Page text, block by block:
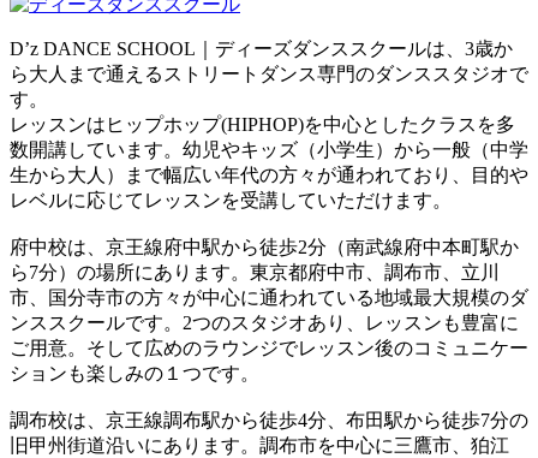
D’z DANCE SCHOOL｜ディーズダンススクールは、3歳か
ら大人まで通えるストリートダンス専門のダンススタジオで
す。
レッスンはヒップホップ(HIPHOP)を中心としたクラスを多
数開講しています。幼児やキッズ（小学生）から一般（中学
生から大人）まで幅広い年代の方々が通われており、目的や
レベルに応じてレッスンを受講していただけます。
府中校は、京王線府中駅から徒歩2分（南武線府中本町駅か
ら7分）の場所にあります。東京都府中市、調布市、立川
市、国分寺市の方々が中心に通われている地域最大規模のダ
ンススクールです。2つのスタジオあり、レッスンも豊富に
ご用意。そして広めのラウンジでレッスン後のコミュニケー
ションも楽しみの１つです。
調布校は、京王線調布駅から徒歩4分、布田駅から徒歩7分の
旧甲州街道沿いにあります。調布市を中心に三鷹市、狛江